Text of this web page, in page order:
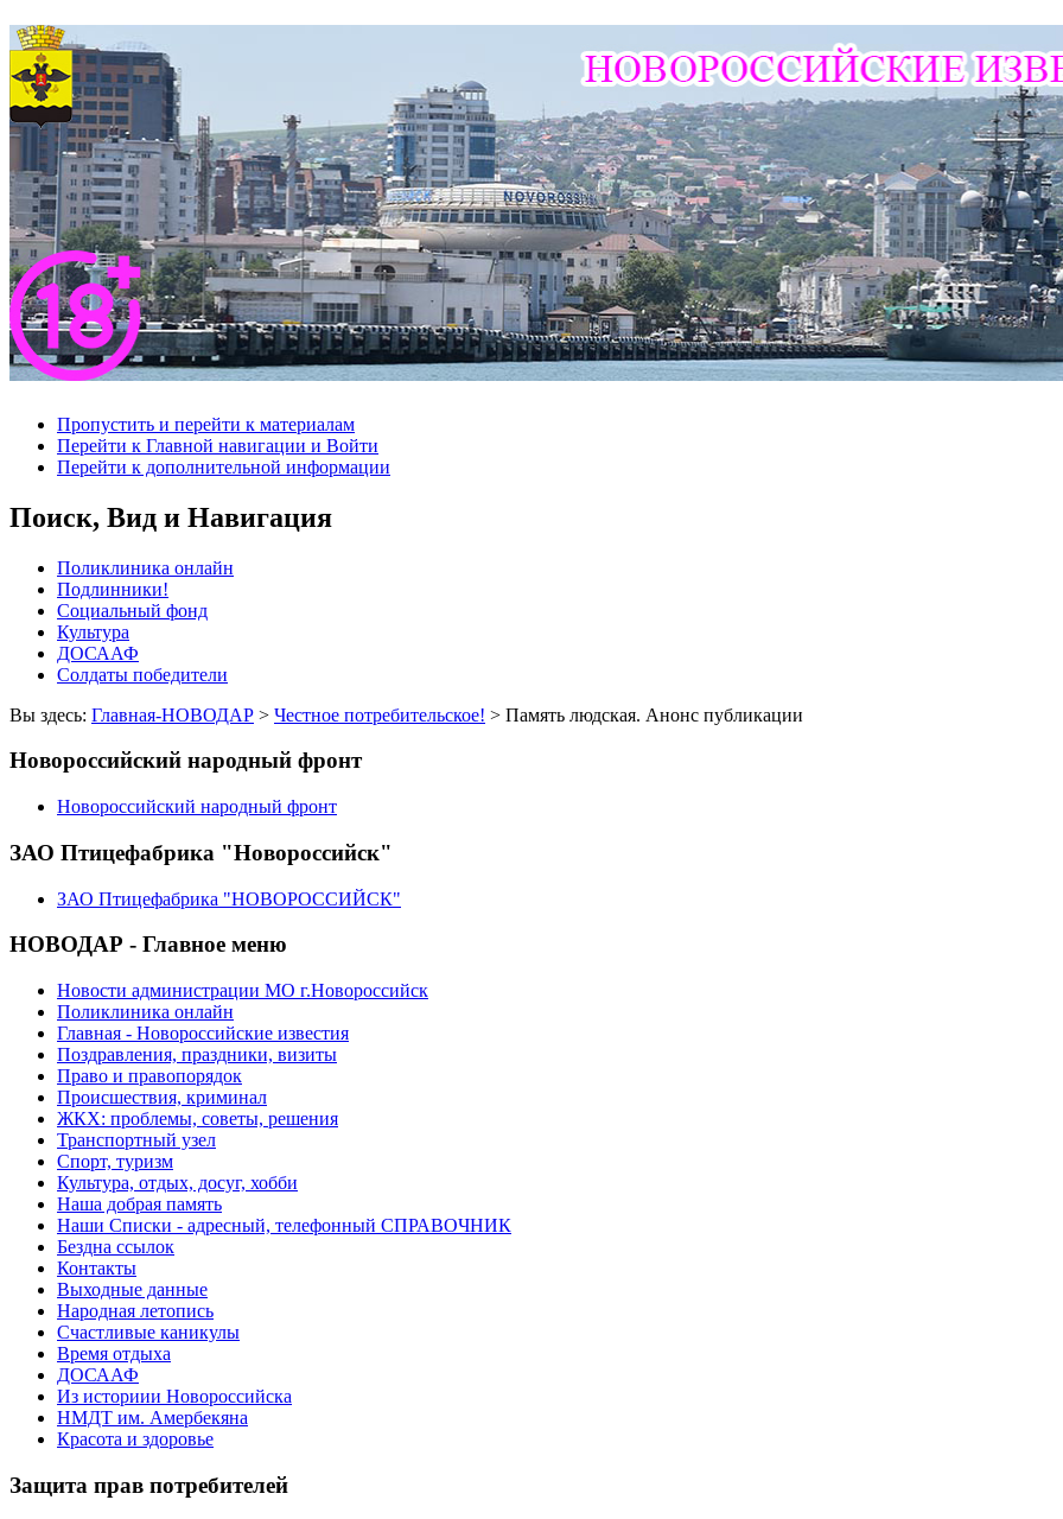
Пропустить и перейти к материалам
Перейти к Главной навигации и Войти
Перейти к дополнительной информации
Поиск, Вид и Навигация
Поликлиника онлайн
Подлинники!
Социальный фонд
Культура
ДОСААФ
Солдаты победители
Вы здесь: Главная-НОВОДАР > Честное потребительское! > Память людская. Анонс публикации
Новороссийский народный фронт
Новороссийский народный фронт
ЗАО Птицефабрика "Новороссийск"
ЗАО Птицефабрика "НОВОРОССИЙСК"
НОВОДАР - Главное меню
Новости администрации МО г.Новороссийск
Поликлиника онлайн
Главная - Новороссийские известия
Поздравления, праздники, визиты
Право и правопорядок
Происшествия, криминал
ЖКХ: проблемы, советы, решения
Транспортный узел
Спорт, туризм
Культура, отдых, досуг, хобби
Наша добрая память
Наши Списки - адресный, телефонный СПРАВОЧНИК
Бездна ссылок
Контакты
Выходные данные
Народная летопись
Счастливые каникулы
Время отдыха
ДОСААФ
Из историии Новороссийска
НМДТ им. Амербекяна
Красота и здоровье
Защита прав потребителей